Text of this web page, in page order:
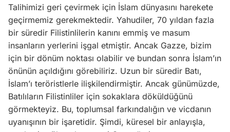
Talihimizi geri çevirmek için İslam dünyasını harekete
geçirmemiz gerekmektedir. Yahudiler, 70 yıldan fazla
bir süredir Filistinlilerin kanını emmiş ve masum
insanların yerlerini işgal etmiştir. Ancak Gazze, bizim
için bir dönüm noktası olabilir ve bundan sonra İslam’ın
önünün açıldığını görebiliriz. Uzun bir süredir Batı,
İslam’ı teröristlerle ilişkilendirmiştir. Ancak günümüzde,
Batılıların Filistinliler için sokaklara döküldüğünü
görmekteyiz. Bu, toplumsal farkındalığın ve vicdanın
uyanışının bir işaretidir. Şimdi, küresel bir anlayışla,